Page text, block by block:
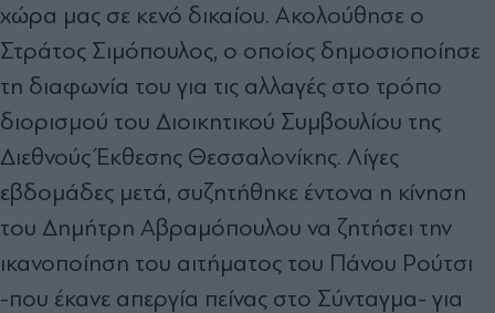
χώρα μας σε κενό δικαίου. Ακολούθησε ο
Στράτος Σιμόπουλος, ο οποίος δημοσιοποίησε
τη διαφωνία του για τις αλλαγές στο τρόπο
διορισμού του Διοικητικού Συμβουλίου της
Διεθνούς Έκθεσης Θεσσαλονίκης. Λίγες
εβδομάδες μετά, συζητήθηκε έντονα η κίνηση
του Δημήτρη Αβραμόπουλου να ζητήσει την
ικανοποίηση του αιτήματος του Πάνου Ρούτσι
-που έκανε απεργία πείνας στο Σύνταγμα- για